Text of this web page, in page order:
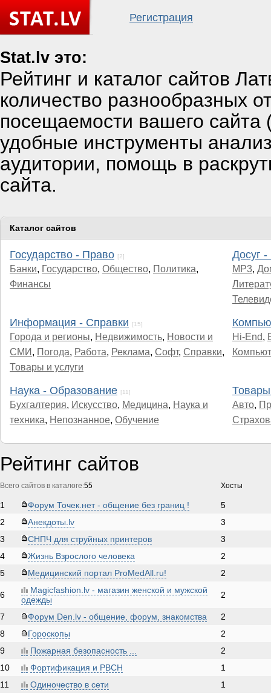
Регистрация
Stat.lv это:
Рейтинг и каталог сайтов
количество разнообразных
посещаемости вашего сайта
удобные инструменты
аудитории, помощь в
сайта.
Каталог сайтов
Государство - Право [2]
Банки, Государство, Общество, Политика,
Финансы
Досуг -
MP3,
Информация - Справки [15]
Города и регионы, Недвижимость, Новости и
СМИ , Погода, Работа, Реклама, Софт, Справки,
Товары и услуги
Hi-End,
Наука - Образование [11]
Бухгалтерия, Искусство, Медицина, Наука и
техника, Непознанное, Обучение
Авто,
Рейтинг сайтов
Всего сайтов в каталоге:55 Хосты
1 Форум Точек.нет - общение без границ !
5
2
Анекдоты.lv
3
3
СНПЧ для струйных принтеров
3
4
Жизнь Взрослого человека
2
5
Медицинский портал ProMedAll.ru! 2
6
Magicfashion.lv - магазин женской и мужской
одежды
2
7 Форум Den.lv - общение, форум, знакомства
2
8
Гороскопы
2
9
Пожарная безопасность ...
2
10
Фортификация и РВСН
1
11
Одиночество в сети
1